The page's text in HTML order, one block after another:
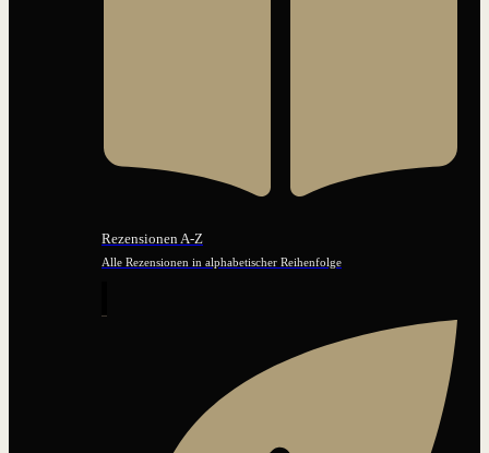
Rezensionen A-Z
Alle Rezensionen in alphabetischer Reihenfolge